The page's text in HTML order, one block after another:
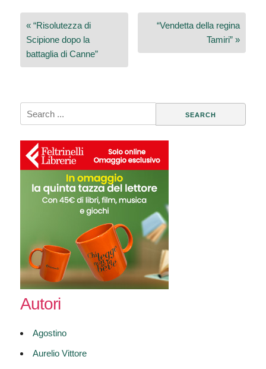
Navigazione
articoli
« “Risolutezza di
Scipione dopo la
battaglia di Canne”
“Vendetta della regina
Tamiri” »
Search
for:
Autori
Agostino
Aurelio Vittore